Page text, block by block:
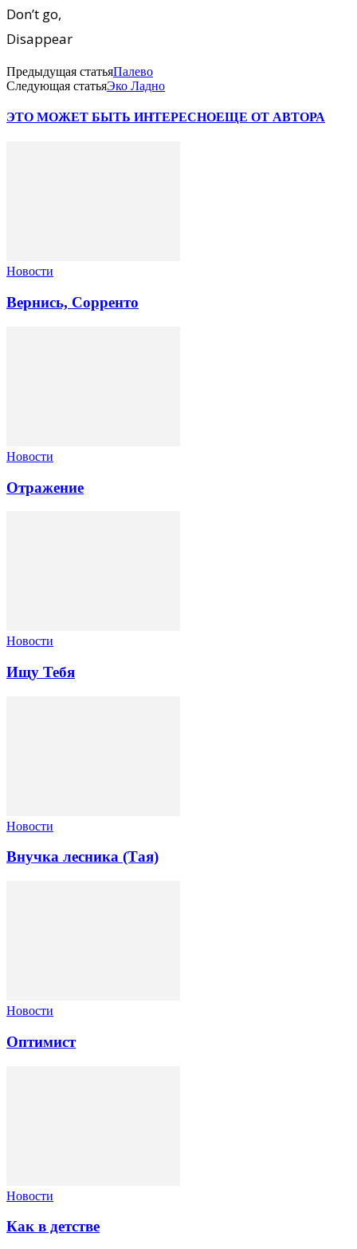
Don’t go,
Disappear
Предыдущая статьяПалево
Следующая статьяЭко Ладно
ЭТО МОЖЕТ БЫТЬ ИНТЕРЕСНОЕЩЕ ОТ АВТОРА
Новости
Вернись, Сорренто
Новости
Отражение
Новости
Ищу Тебя
Новости
Внучка лесника (Тая)
Новости
Оптимист
Новости
Как в детстве